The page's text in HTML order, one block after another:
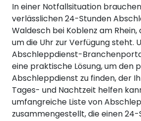
In einer Notfallsituation
verlässlichen 24-Stunden
Waldesch bei Koblenz am
um die Uhr zur Verfügung steht.
Abschleppdienst-
eine praktische Lösung, um den
Abschleppdienst zu finden, der
Tages- und Nachtzeit helfen
umfangreiche Liste von
zusammengestellt, die einen